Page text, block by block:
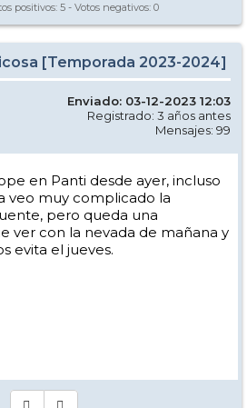
positivos: 5 - Votos negativos: 0
[Temporada 2023-2024]
Enviado: 03-12-2023 12:03
Registrado: 3 años antes
Mensajes: 99
en Panti desde ayer, incluso
veo muy complicado la
pero queda una
ver con la nevada de mañana y
evita el jueves.